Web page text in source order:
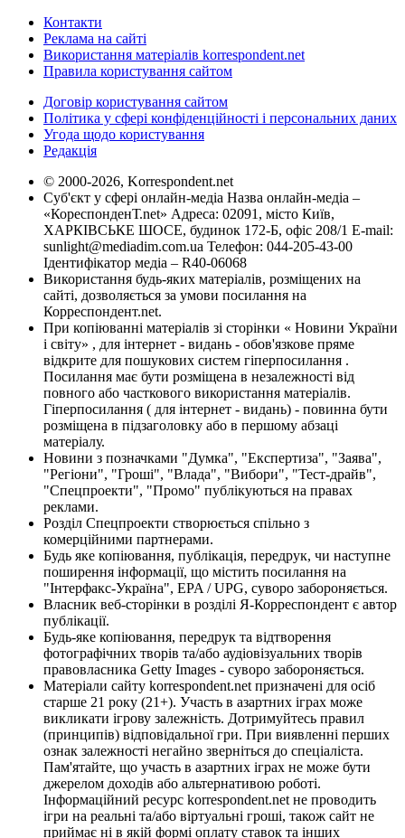
Контакти
Реклама на сайті
Використання матеріалів korrespondent.net
Правила користування сайтом
Договір користування сайтом
Політика у сфері конфіденційності і персональних даних
Угода щодо користування
Редакція
© 2000-2026, Korrespondent.net
Суб'єкт у сфері онлайн-медіа Назва онлайн-медіа –
«КореспонденТ.net» Адреса: 02091, місто Київ,
ХАРКІВСЬКЕ ШОСЕ, будинок 172-Б, офіс 208/1 E-mail:
sunlight@mediadim.com.ua Телефон: 044-205-43-00
Ідентифікатор медіа – R40-06068
Використання будь-яких матеріалів, розміщених на
сайті, дозволяється за умови посилання на
Корреспондент.net.
При копіюванні матеріалів зі сторінки « Новини України
і світу» , для інтернет - видань - обов'язкове пряме
відкрите для пошукових систем гіперпосилання .
Посилання має бути розміщена в незалежності від
повного або часткового використання матеріалів.
Гіперпосилання ( для інтернет - видань) - повинна бути
розміщена в підзаголовку або в першому абзаці
матеріалу.
Новини з позначками "Думка", "Експертиза", "Заява",
"Регіони", "Гроші", "Влада", "Вибори", "Тест-драйв",
"Спецпроекти", "Промо" публікуються на правах
реклами.
Розділ Спецпроекти створюється спільно з
комерційними партнерами.
Будь яке копіювання, публікація, передрук, чи наступне
поширення інформації, що містить посилання на
"Інтерфакс-Україна", EPA / UPG, суворо забороняється.
Власник веб-сторінки в розділі Я-Корреспондент є автор
публікації.
Будь-яке копіювання, передрук та відтворення
фотографічних творів та/або аудіовізуальних творів
правовласника Getty Images - суворо забороняється.
Матеріали сайту korrespondent.net призначені для осіб
старше 21 року (21+). Участь в азартних іграх може
викликати ігрову залежність. Дотримуйтесь правил
(принципів) відповідальної гри. При виявленні перших
ознак залежності негайно зверніться до спеціаліста.
Пам'ятайте, що участь в азартних іграх не може бути
джерелом доходів або альтернативою роботі.
Інформаційний ресурс korrespondent.net не проводить
ігри на реальні та/або віртуальні гроші, також сайт не
приймає ні в якій формі оплату ставок та інших